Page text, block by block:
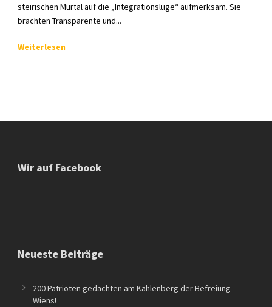
steirischen Murtal auf die „Integrationslüge“ aufmerksam. Sie
brachten Transparente und...
Weiterlesen
Wir auf Facebook
Neueste Beiträge
200 Patrioten gedachten am Kahlenberg der Befreiung
Wiens!